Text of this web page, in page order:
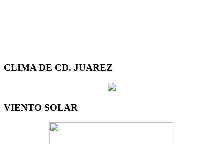
CLIMA DE CD. JUAREZ
VIENTO SOLAR